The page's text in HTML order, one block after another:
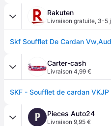
Rakuten
Livraison gratuite, 3-5
Carter-cash
Livraison 4,99 €
P Pieces Auto24
Livraison 9,95 €